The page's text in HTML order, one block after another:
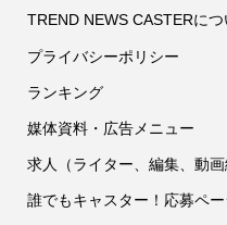
TREND NEWS CASTERにつ
プライバシーポリシー
ランキング
媒体資料・広告メニュー
求人（ライター、編集、動画
誰でもキャスター！応募ペー